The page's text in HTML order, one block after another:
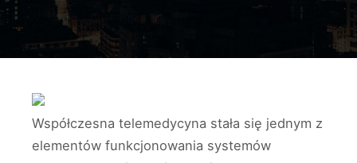
Współczesna telemedycyna stała się jednym z
elementów funkcjonowania systemów